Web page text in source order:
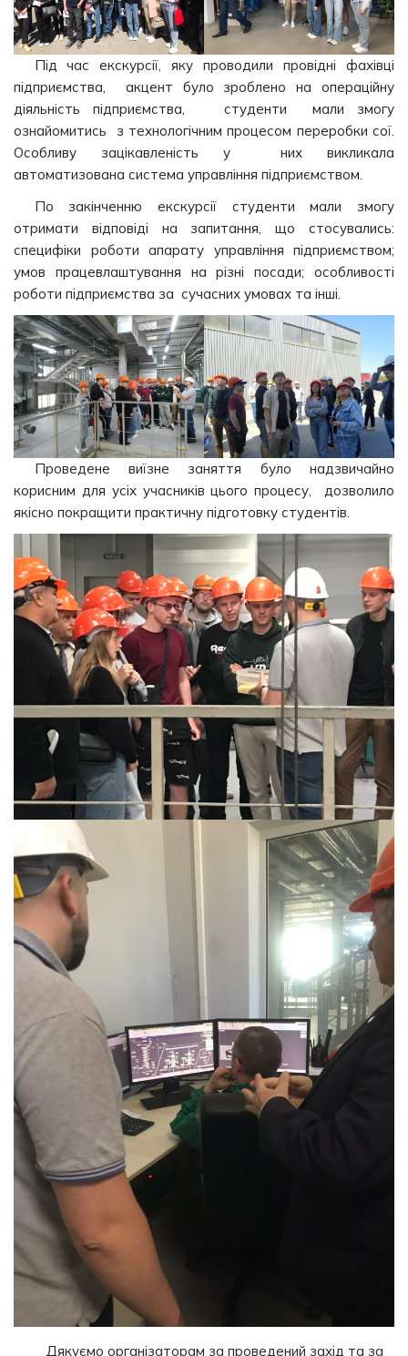
Під час екскурсії, яку проводили провідні фахівці
підприємства, акцент було зроблено на операційну
діяльність підприємства, студенти мали змогу
ознайомитись з технологічним процесом переробки сої.
Особливу зацікавленість у них викликала
автоматизована система управління підприємством.
По закінченню екскурсії студенти мали змогу
отримати відповіді на запитання, що стосувались:
специфіки роботи апарату управління підприємством;
умов працевлаштування на різні посади; особливості
роботи підприємства за сучасних умовах та інші.
Проведене виїзне заняття було надзвичайно
корисним для усіх учасників цього процесу, дозволило
якісно покращити практичну підготовку студентів.
Дякуємо організаторам за проведений захід та за